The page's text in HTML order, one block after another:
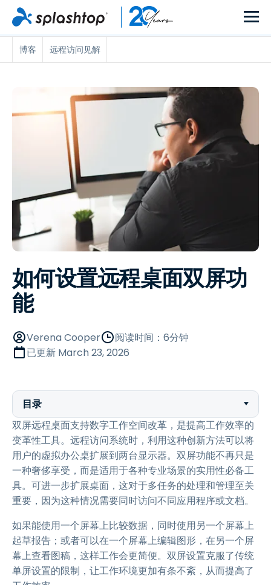
博客 远程访问见解
如何设置远程桌面双屏功
能
Verena Cooper
阅读时间：6分钟
已更新 March 23, 2026
目录
双屏远程桌面支持数字工作空间改革，是提高工作效率的
变革性工具。远程访问系统时，利用这种创新方法可以将
用户的虚拟办公桌扩展到两台显示器。双屏功能不再只是
一种奢侈享受，而是适用于各种专业场景的实用性必备工
具。可进一步扩展桌面，这对于多任务的处理和管理至关
重要，因为这种情况需要同时访问不同应用程序或文档。
如果能使用一个屏幕上比较数据，同时使用另一个屏幕上
起草报告；或者可以在一个屏幕上编辑图形，在另一个屏
幕上查看图稿，这样工作会更简便。双屏设置克服了传统
单屏设置的限制，让工作环境更加有条不紊，从而提高了